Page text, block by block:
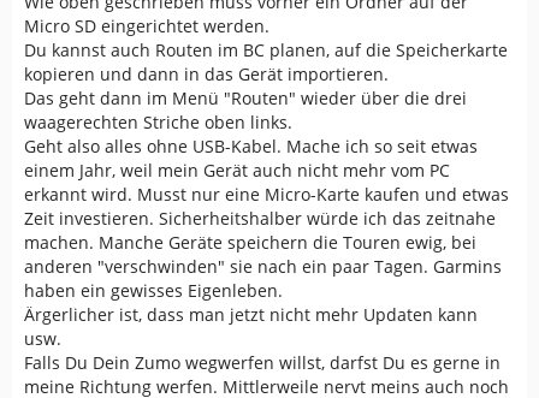
Micro SD eingerichtet werden.
Du kannst auch Routen im BC planen, auf die Speicherkarte
kopieren und dann in das Gerät importieren.
Das geht dann im Menü "Routen" wieder über die drei
waagerechten Striche oben links.
Geht also alles ohne USB-Kabel. Mache ich so seit etwas
einem Jahr, weil mein Gerät auch nicht mehr vom PC
erkannt wird. Musst nur eine Micro-Karte kaufen und etwas
Zeit investieren. Sicherheitshalber würde ich das zeitnahe
machen. Manche Geräte speichern die Touren ewig, bei
anderen "verschwinden" sie nach ein paar Tagen. Garmins
haben ein gewisses Eigenleben.
Ärgerlicher ist, dass man jetzt nicht mehr Updaten kann
usw.
Falls Du Dein Zumo wegwerfen willst, darfst Du es gerne in
meine Richtung werfen. Mittlerweile nervt meins auch noch